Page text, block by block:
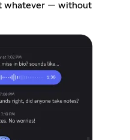
whatever — without